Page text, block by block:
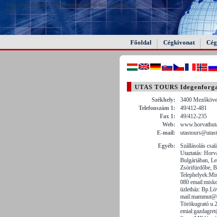
FAIL (the browser should render some flash content, not
this).
Főoldal Cégkivonat
UTAS TOURS
Székhely:
3400
Telefonszám 1:
49/412-481
Fax 1:
49/412-235
Web:
E-mail:
Egyéb:
Szállásolás
Utaztatás:
Bulgáriában,
Zsórifürdőbe,
080
üzletház:
Törökugrató